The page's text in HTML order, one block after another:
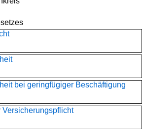
bei geringfügiger Beschäftigung
Versicherungspflicht